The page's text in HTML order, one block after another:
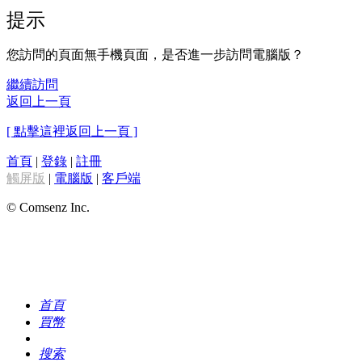
提示
您訪問的頁面無手機頁面，是否進一步訪問電腦版？
繼續訪問
返回上一頁
[ 點擊這裡返回上一頁 ]
首頁 | 登錄 | 註冊
觸屏版 | 電腦版 | 客戶端
© Comsenz Inc.
首頁
買幣
搜索